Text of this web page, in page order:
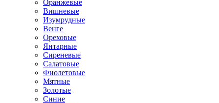
Оранжевые
Вишневые
Изумрудные
Венге
Ореховые
Янтарные
Сиреневые
Салатовые
Фиолетовые
Мятные
Золотые
Синие